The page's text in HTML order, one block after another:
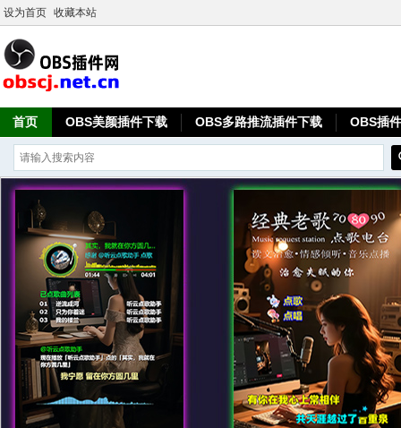
设为首页 收藏本站
首页 OBS美颜插件下载 OBS多路推流插件下载 OBS插